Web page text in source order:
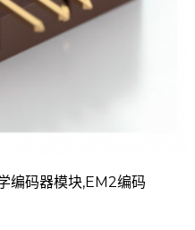
编码器模块,EM2编码